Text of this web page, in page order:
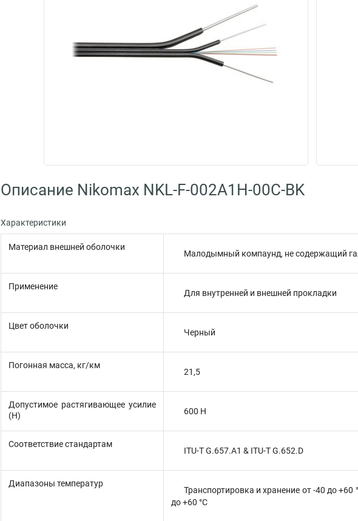
Описание Nikomax NKL-F-002A1H-00C-BK
Характеристики
Материал внешней оболочки
Малодымный компаунд, не содержащий
Применение
Для внутренней и внешней прокладки
Цвет оболочки
Черный
Погонная масса, кг/км
21,5
Допустимое растягивающее усилие
(H)
600 Н
Соответствие стандартам
ITU-T G.657.A1 & ITU-T G.652.D
Диапазоны температур
Транспортировка и хранение от -40 до
до +60 °C